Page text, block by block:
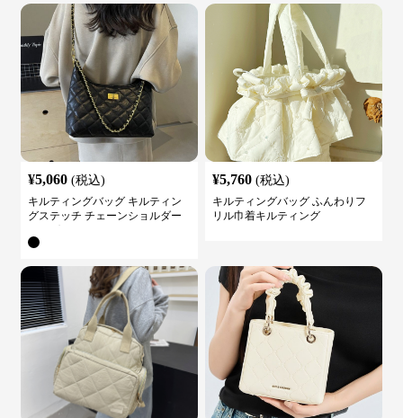
¥5,060 (税込)
キルティングバッグ キルティン
グステッチ チェーンショルダー
¥5,760 (税込)
キルティングバッグ ふんわりフ
リル巾着キルティング